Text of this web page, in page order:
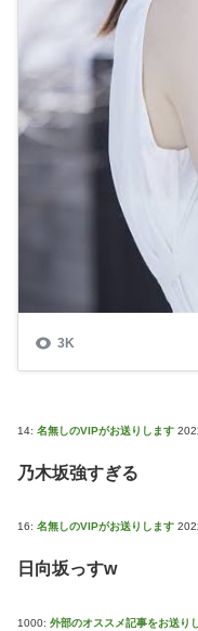
14: 名無しのVIPがお送りします
乃木坂強すぎる
16: 名無しのVIPがお送りします
日向坂っすw
1000: 外部のオススメ記事をお送り